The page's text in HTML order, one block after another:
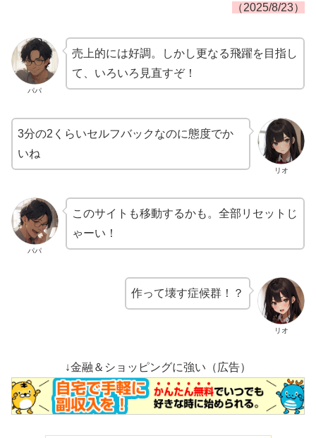
（2025/8/23）
パパ
売上的には好調。しかし更なる飛躍を目指し
て、いろいろ見直すぞ！
リオ
3分の2くらいセルフバックなのに態度でか
いね
パパ
このサイトも移動するかも。全部リセットじ
ゃーい！
リオ
作って壊す症候群！？
↓金融＆ショッピングに強い（広告）